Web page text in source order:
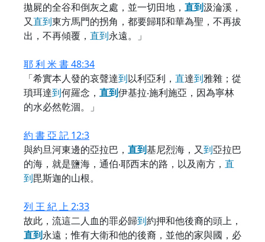
拋屍的全谷和倒灰之處，並一切田地， 直到汲淪溪，
又直到東方馬門的拐角，都要歸耶和華為聖，不再拔
出，不再傾覆， 直到永遠。」
耶 利 米 書 48:34
「希實本人發的哀聲達到以利亞利， 直達到雅雜；從
瑣珥達到何羅念， 直到伊基拉‧施利施亞，因為寧林
的水必然乾涸。」
約 書 亞 記 12:3
與約旦河東邊的亞拉巴， 直到基尼烈海，又到亞拉巴
的海，就是鹽海，通伯‧耶西末的路，以及南方， 直
到毘斯迦的山根。
列 王 紀 上 2:33
故此，流這二人血的罪必歸到約押和他後裔的頭上，
直到永遠；惟有大衛和他的後裔，並他的家與國，必